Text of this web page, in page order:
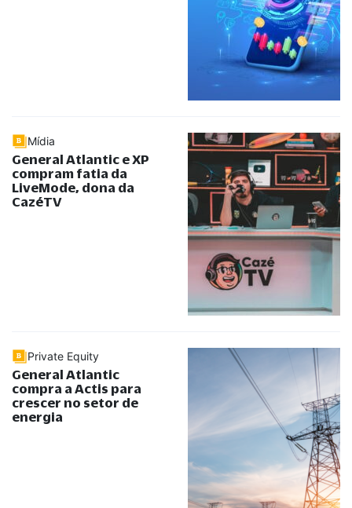
Mídia
General Atlantic e XP
compram fatia da
LiveMode, dona da
CazéTV
Private Equity
General Atlantic
compra a Actis para
crescer no setor de
energia